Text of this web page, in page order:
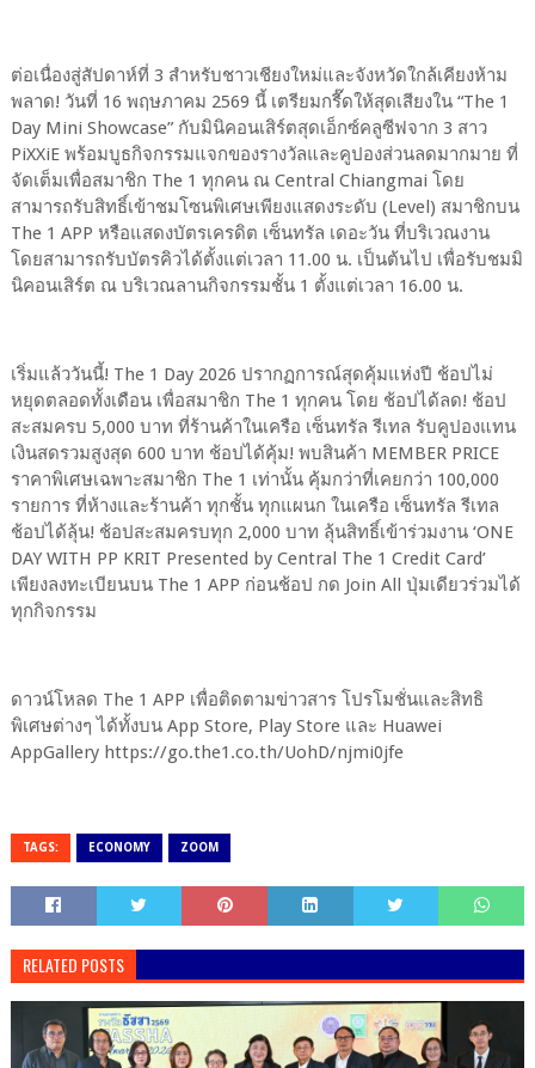
ต่อเนื่องสู่สัปดาห์ที่ 3 สำหรับชาวเชียงใหม่และจังหวัดใกล้เคียงห้าม
พลาด! วันที่ 16 พฤษภาคม 2569 นี้ เตรียมกรี๊ดให้สุดเสียงใน “The 1
Day Mini Showcase” กับมินิคอนเสิร์ตสุดเอ็กซ์คลูซีฟจาก 3 สาว
PiXXiE พร้อมบูธกิจกรรมแจกของรางวัลและคูปองส่วนลดมากมาย ที่
จัดเต็มเพื่อสมาชิก The 1 ทุกคน ณ Central Chiangmai โดย
สามารถรับสิทธิ์เข้าชมโซนพิเศษเพียงแสดงระดับ (Level) สมาชิกบน
The 1 APP หรือแสดงบัตรเครดิต เซ็นทรัล เดอะวัน ที่บริเวณงาน
โดยสามารถรับบัตรคิวได้ตั้งแต่เวลา 11.00 น. เป็นต้นไป เพื่อรับชมมิ
นิคอนเสิร์ต ณ บริเวณลานกิจกรรมชั้น 1 ตั้งแต่เวลา 16.00 น.
เริ่มแล้ววันนี้! The 1 Day 2026 ปรากฏการณ์สุดคุ้มแห่งปี ช้อปไม่
หยุดตลอดทั้งเดือน เพื่อสมาชิก The 1 ทุกคน โดย ช้อปได้ลด! ช้อป
สะสมครบ 5,000 บาท ที่ร้านค้าในเครือ เซ็นทรัล รีเทล รับคูปองแทน
เงินสดรวมสูงสุด 600 บาท ช้อปได้คุ้ม! พบสินค้า MEMBER PRICE
ราคาพิเศษเฉพาะสมาชิก The 1 เท่านั้น คุ้มกว่าที่เคยกว่า 100,000
รายการ ที่ห้างและร้านค้า ทุกชั้น ทุกแผนก ในเครือ เซ็นทรัล รีเทล
ช้อปได้ลุ้น! ช้อปสะสมครบทุก 2,000 บาท ลุ้นสิทธิ์เข้าร่วมงาน ‘ONE
DAY WITH PP KRIT Presented by Central The 1 Credit Card’
เพียงลงทะเบียนบน The 1 APP ก่อนช้อป กด Join All ปุ่มเดียวร่วมได้
ทุกกิจกรรม
ดาวน์โหลด The 1 APP เพื่อติดตามข่าวสาร โปรโมชั่นและสิทธิ
พิเศษต่างๆ ได้ทั้งบน App Store, Play Store และ Huawei
AppGallery https://go.the1.co.th/UohD/njmi0jfe
TAGS: ECONOMY ZOOM
RELATED POSTS